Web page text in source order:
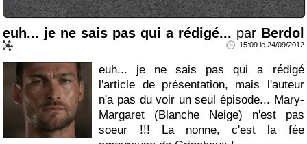
euh... je ne sais pas qui a rédigé... par Berdol
15:09 le 24/09/2012
euh... je ne sais pas qui a rédigé
l'article de présentation, mais l'auteur
n'a pas du voir un seul épisode... Mary-
Margaret (Blanche Neige) n'est pas
soeur !!! La nonne, c'est la fée